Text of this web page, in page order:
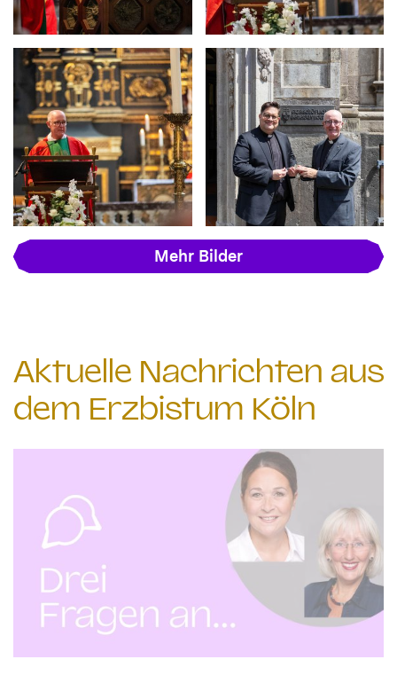
Mehr Bilder
Aktuelle Nachrichten aus
dem Erzbistum Köln